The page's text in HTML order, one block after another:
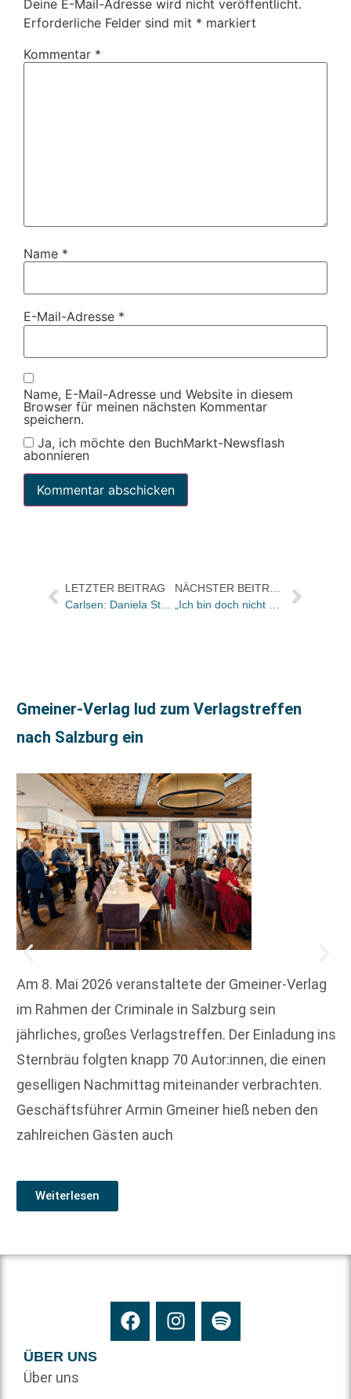
Deine E-Mail-Adresse wird nicht veröffentlicht.
Erforderliche Felder sind mit * markiert
Kommentar *
Name *
E-Mail-Adresse *
Name, E-Mail-Adresse und Website in diesem
Browser für meinen nächsten Kommentar
speichern.
Ja, ich möchte den BuchMarkt-Newsflash
abonnieren
LETZTER BEITRAG
Carlsen: Daniela Steiner übernimmt Lizenzabteilung
NÄCHSTER BEITRAG
„Ich bin doch nicht nur schlecht“: Nelly Mann-Biografie in der Deutschen Nationalbibliothek Frankfurt vorgestellt
Gmeiner-Verlag lud zum Verlagstreffen
nach Salzburg ein
Am 8. Mai 2026 veranstaltete der Gmeiner-Verlag
im Rahmen der Criminale in Salzburg sein
jährliches, großes Verlagstreffen. Der Einladung ins
Sternbräu folgten knapp 70 Autor:innen, die einen
geselligen Nachmittag miteinander verbrachten.
Geschäftsführer Armin Gmeiner hieß neben den
zahlreichen Gästen auch
Weiterlesen
ÜBER UNS
Über uns